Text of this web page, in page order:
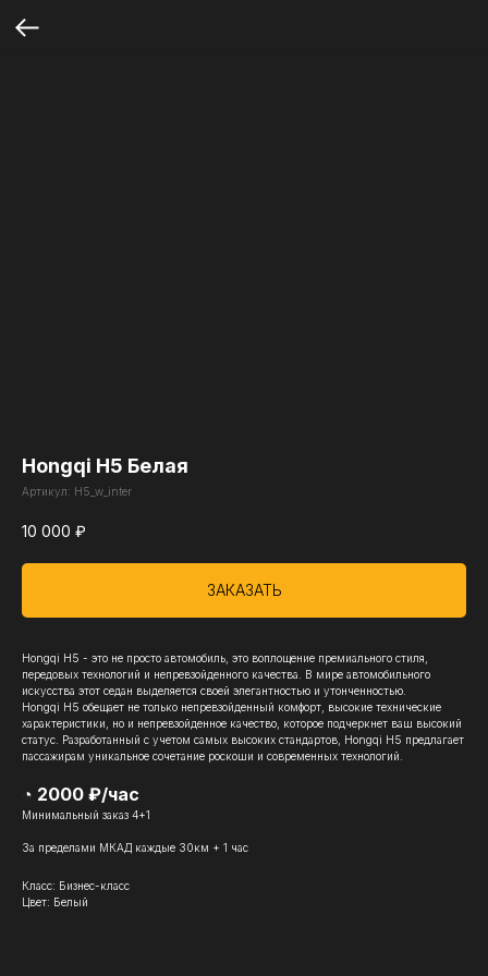
Hongqi H5 Белая
Артикул: H5_w_inter
10 000 ₽
ЗАКАЗАТЬ
Hongqi H5 - это не просто автомобиль, это воплощение премиального стиля,
передовых технологий и непревзойденного качества. В мире автомобильного
искусства этот седан выделяется своей элегантностью и утонченностью.
Hongqi H5 обещает не только непревзойденный комфорт, высокие технические
характеристики, но и непревзойденное качество, которое подчеркнет ваш высокий
статус. Разработанный с учетом самых высоких стандартов, Hongqi H5 предлагает
пассажирам уникальное сочетание роскоши и современных технологий.
◔ 2000 ₽/час
Минимальный заказ 4+1
За пределами МКАД каждые 30км + 1 час
Класс: Бизнес-класс
Цвет: Белый